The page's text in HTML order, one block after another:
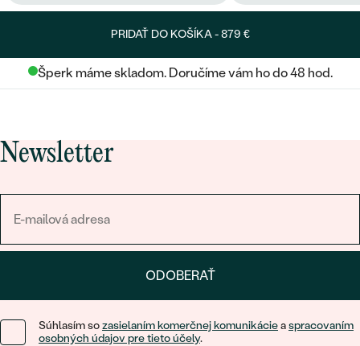
PRIDAŤ DO KOŠÍKA -879 €
Šperk máme skladom. Doručíme vám ho do 48 hod.
Newsletter
ODOBERAŤ
Súhlasím sozasielaním komerčnej komunikácieaspracovaním
osobných údajov pre tieto účely.